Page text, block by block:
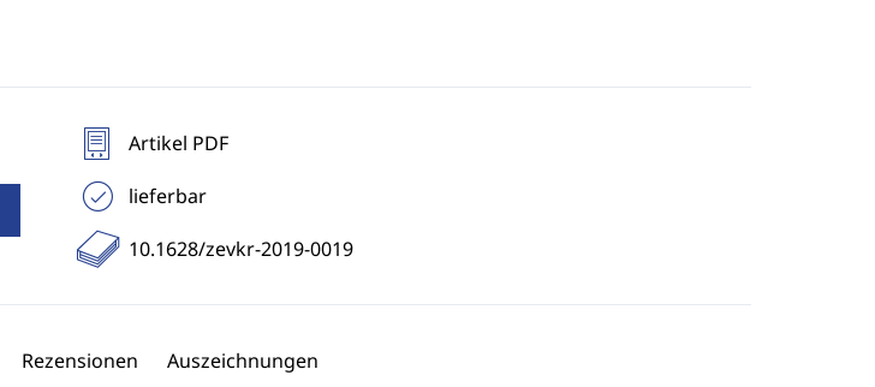
Artikel PDF
lieferbar
10.1628/zevkr-2019-0019
Rezensionen Auszeichnungen